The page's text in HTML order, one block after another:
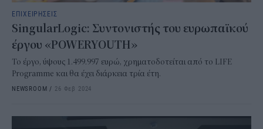
ΕΠΙΧΕΙΡΗΣΕΙΣ
SingularLogic: Συντονιστής του ευρωπαϊκού
έργου «POWERYOUTH»
Το έργο, ύψους 1.499.997 ευρώ, χρηματοδοτείται από το LIFE
Programme και θα έχει διάρκεια τρία έτη.
NEWSROOM / 26 Φεβ 2024